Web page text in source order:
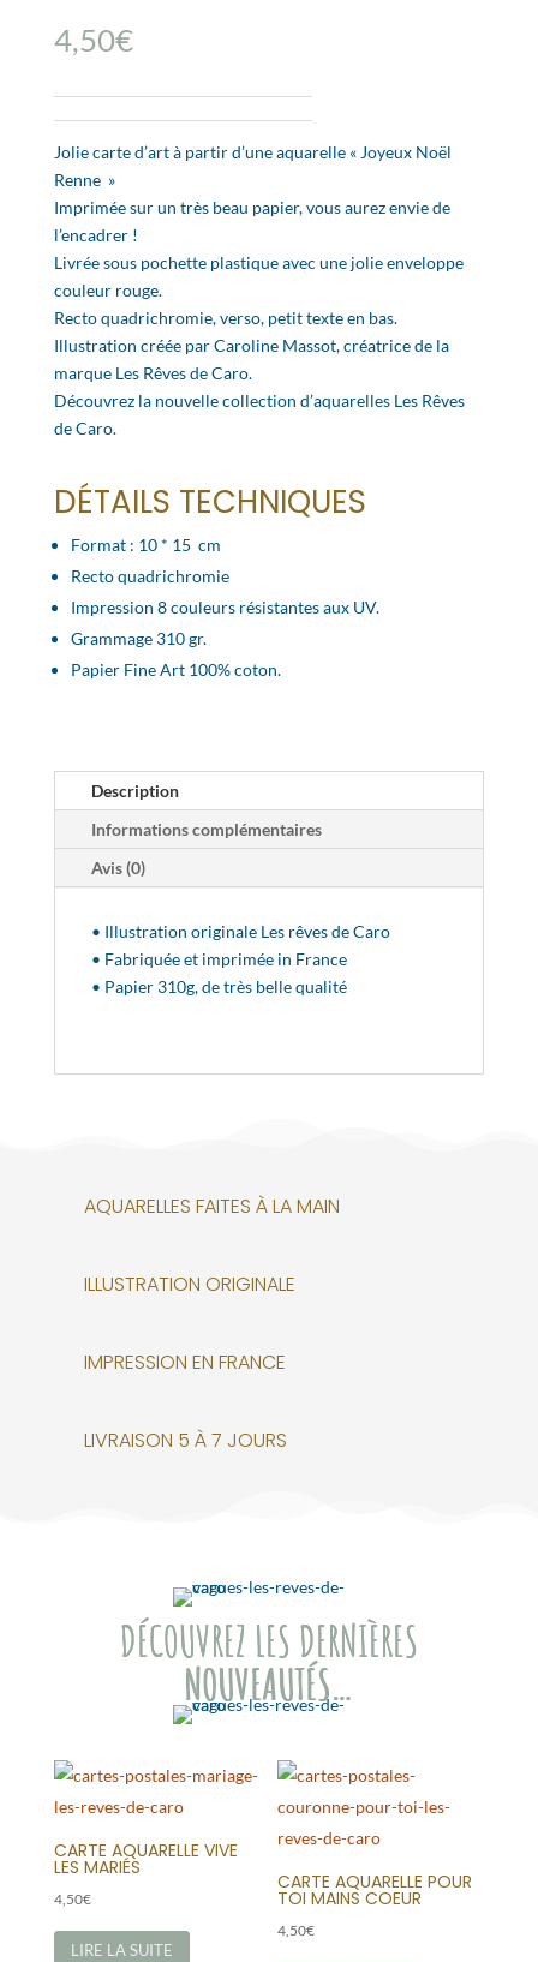
4,50€
Jolie carte d’art à partir d’une aquarelle « Joyeux Noël
Renne »
Imprimée sur un très beau papier, vous aurez envie de
l’encadrer !
Livrée sous pochette plastique avec une jolie enveloppe
couleur rouge.
Recto quadrichromie, verso, petit texte en bas.
Illustration créée par Caroline Massot, créatrice de la
marque Les Rêves de Caro.
Découvrez la nouvelle collection d’aquarelles Les Rêves
de Caro.
DÉTAILS TECHNIQUES
Format : 10 * 15 cm
Recto quadrichromie
Impression 8 couleurs résistantes aux UV.
Grammage 310 gr.
Papier Fine Art 100% coton.
Description
Informations complémentaires
Avis (0)
• Illustration originale Les rêves de Caro
• Fabriquée et imprimée in France
• Papier 310g, de très belle qualité
AQUARELLES FAITES À LA MAIN
ILLUSTRATION ORIGINALE
IMPRESSION EN FRANCE
LIVRAISON 5 À 7 JOURS
DÉCOUVREZ LES DERNIÈRES
NOUVEAUTÉS…
CARTE AQUARELLE VIVE
LES MARIÉS
4,50€
LIRE LA SUITE
CARTE AQUARELLE POUR
TOI MAINS COEUR
4,50€